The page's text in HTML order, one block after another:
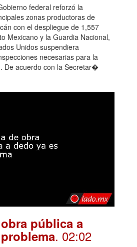
federal reforzó la
zonas productoras de
con el despliegue de 1,557
Mexicano y la Guardia Nacional,
Unidos suspendiera
necesarias para la
De acuerdo con la Secretar�
pública a
. 02:02